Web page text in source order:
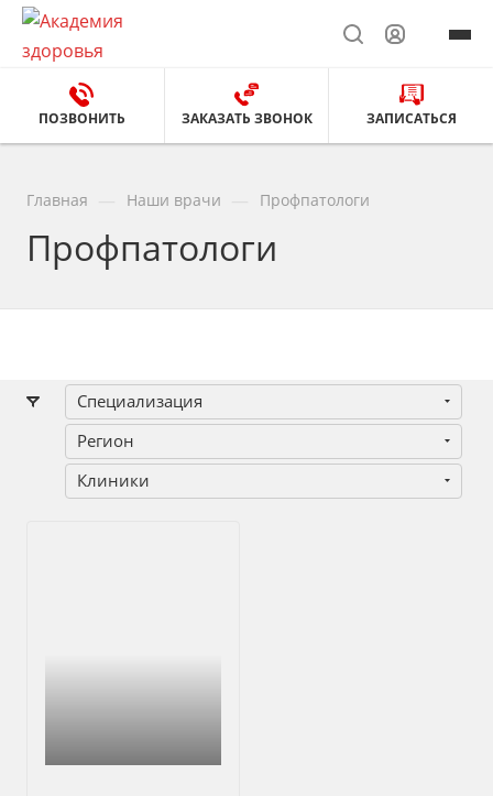
ПОЗВОНИТЬ ЗАКАЗАТЬ ЗВОНОК ЗАПИСАТЬСЯ
Главная Наши врачи Профпатологи
Профпатологи
Специализация
Регион
Клиники